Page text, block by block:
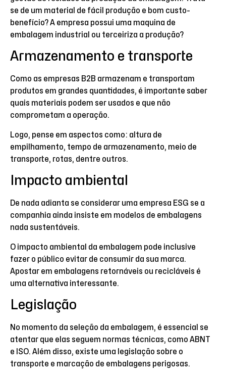
se de um material de fácil produção e bom custo-
benefício? A empresa possui uma maquina de
embalagem industrial ou terceiriza a produção?
Armazenamento e transporte
Como as empresas B2B armazenam e transportam
produtos em grandes quantidades, é importante saber
quais materiais podem ser usados e que não
comprometam a operação.
Logo, pense em aspectos como: altura de
empilhamento, tempo de armazenamento, meio de
transporte, rotas, dentre outros.
Impacto ambiental
De nada adianta se considerar uma empresa ESG se a
companhia ainda insiste em modelos de embalagens
nada sustentáveis.
O impacto ambiental da embalagem pode inclusive
fazer o público evitar de consumir da sua marca.
Apostar em embalagens retornáveis ou recicláveis é
uma alternativa interessante.
Legislação
No momento da seleção da embalagem, é essencial se
atentar que elas seguem normas técnicas, como ABNT
e ISO. Além disso, existe uma legislação sobre o
transporte e marcação de embalagens perigosas.